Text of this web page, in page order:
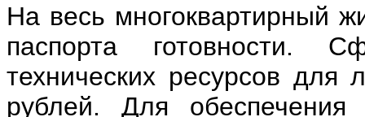
На весь многоквартирный
паспорта готовности.
технических ресурсов
рублей. Для